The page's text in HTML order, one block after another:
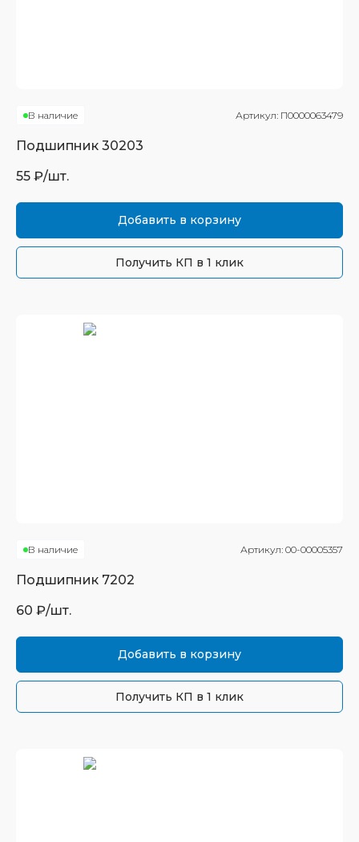
В наличие Артикул: П0000063479
Подшипник 30203
55 ₽/шт.
Добавить в корзину
Получить КП в 1 клик
В наличие Артикул: 00-00005357
Подшипник 7202
60 ₽/шт.
Добавить в корзину
Получить КП в 1 клик